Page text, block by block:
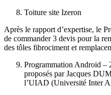
Toiture site Izeron
Après le rapport d’expertise, le
de commander 3 devis pour la
des tôles fibrociment et
Programmation Android –
proposés par Jacques
l’UIAD (Université Inter